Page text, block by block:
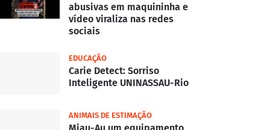
abusivas em maquininha e
vídeo viraliza nas redes
sociais
EDUCAÇÃO
Carie Detect: Sorriso
Inteligente UNINASSAU-Rio
ANIMAIS DE ESTIMAÇÃO